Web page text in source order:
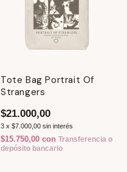
Tote Bag Portrait Of
Strangers
$21.000,00
3 x $7.000,00 sin interés
$15.750,00 con Transferencia o
depósito bancario